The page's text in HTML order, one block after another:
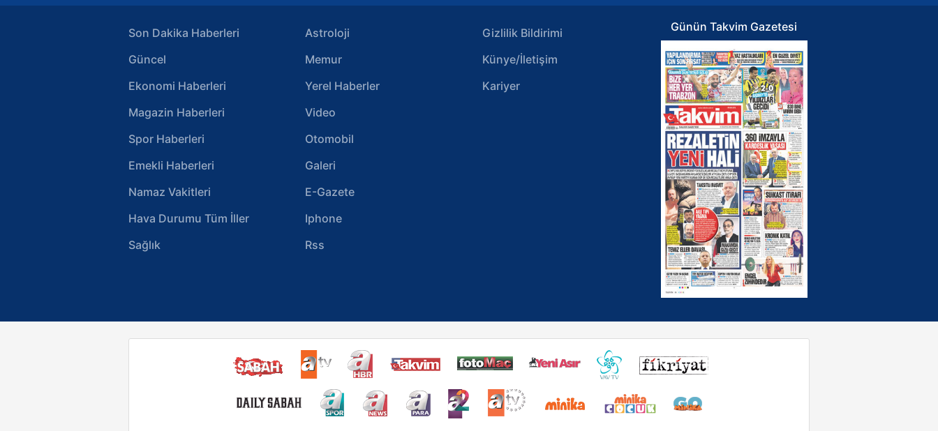
Son Dakika Haberleri
Güncel
Ekonomi Haberleri
Magazin Haberleri
Spor Haberleri
Emekli Haberleri
Namaz Vakitleri
Hava Durumu Tüm İller
Sağlık
Astroloji
Memur
Yerel Haberler
Video
Otomobil
Galeri
E-Gazete
Iphone
Rss
Gizlilik Bildirimi
Künye/İletişim
Kariyer
Günün Takvim Gazetesi